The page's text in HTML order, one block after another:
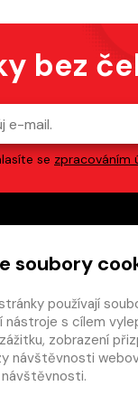
soubory
používají
nástroje s cílem
zobrazení
návštěvnosti
bez
se zpracováním